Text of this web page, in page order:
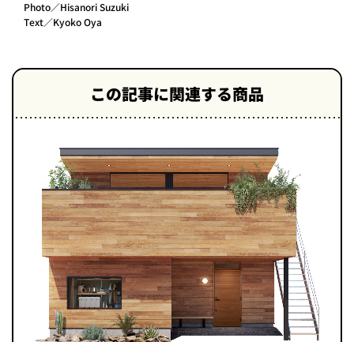
Photo／Hisanori Suzuki
Text／Kyoko Oya
この記事に関連する商品